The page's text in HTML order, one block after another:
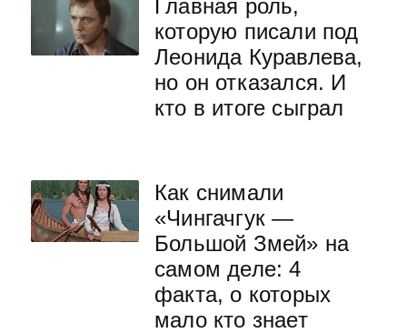
Главная роль,
которую писали под
Леонида Куравлева,
но он отказался. И
кто в итоге сыграл
Как снимали
«Чингачгук —
Большой Змей» на
самом деле: 4
факта, о которых
мало кто знает